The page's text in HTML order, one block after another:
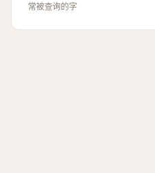
常被查询的字